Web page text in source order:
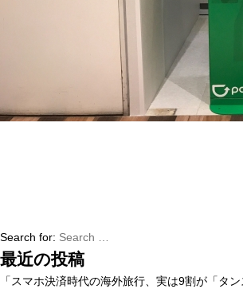
Search for:
最近の投稿
「スマホ決済時代の海外旅行、実は9割が「タ